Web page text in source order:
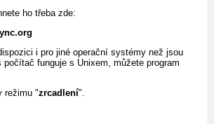
ho třeba zde:
i pro jiné operační systémy než jsou
počítač funguje s Unixem, můžete program
režimu "zrcadlení".